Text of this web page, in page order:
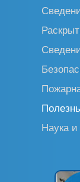
Наука